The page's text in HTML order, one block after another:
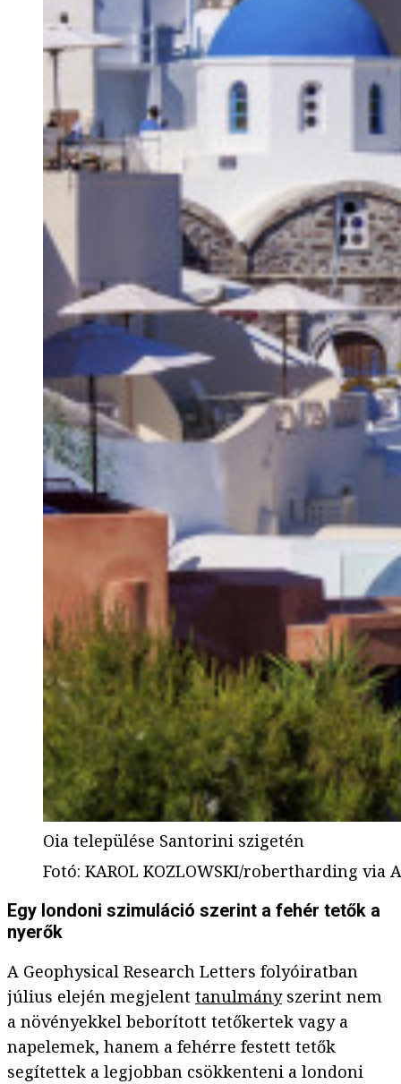
Oia települése Santorini szigetén
Fotó: KAROL KOZLOWSKI/robertharding via
Egy londoni szimuláció szerint a fehér tetők a
nyerők
A Geophysical Research Letters folyóiratban
július elején megjelent tanulmányszerint nem
a növényekkel beborított tetőkertek vagy a
napelemek, hanem a fehérre festett tetők
segítettek a legjobban csökkenteni a londoni